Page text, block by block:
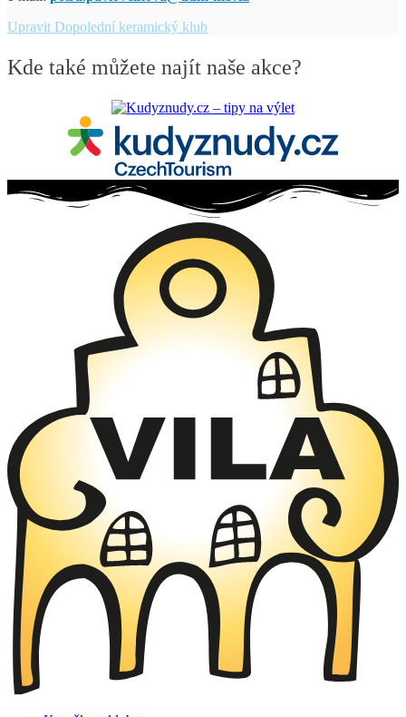
Upravit Dopolední keramický klub
Kde také můžete najít naše akce?